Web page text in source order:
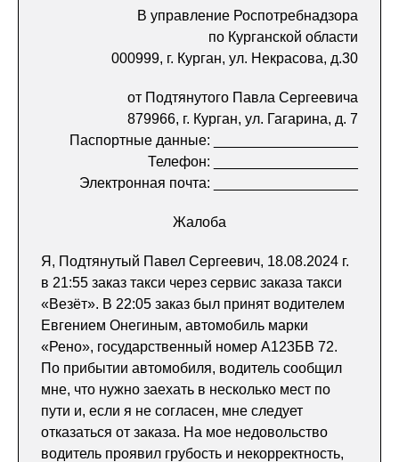
В управление Роспотребнадзора
по Курганской области
000999, г. Курган, ул. Некрасова, д.30
от Подтянутого Павла Сергеевича
879966, г. Курган, ул. Гагарина, д. 7
Паспортные данные: __________________
Телефон: __________________
Электронная почта: __________________
Жалоба
Я, Подтянутый Павел Сергеевич, 18.08.2024 г.
в 21:55 заказ такси через сервис заказа такси
«Везёт». В 22:05 заказ был принят водителем
Евгением Онегиным, автомобиль марки
«Рено», государственный номер А123БВ 72.
По прибытии автомобиля, водитель сообщил
мне, что нужно заехать в несколько мест по
пути и, если я не согласен, мне следует
отказаться от заказа. На мое недовольство
водитель проявил грубость и некорректность,